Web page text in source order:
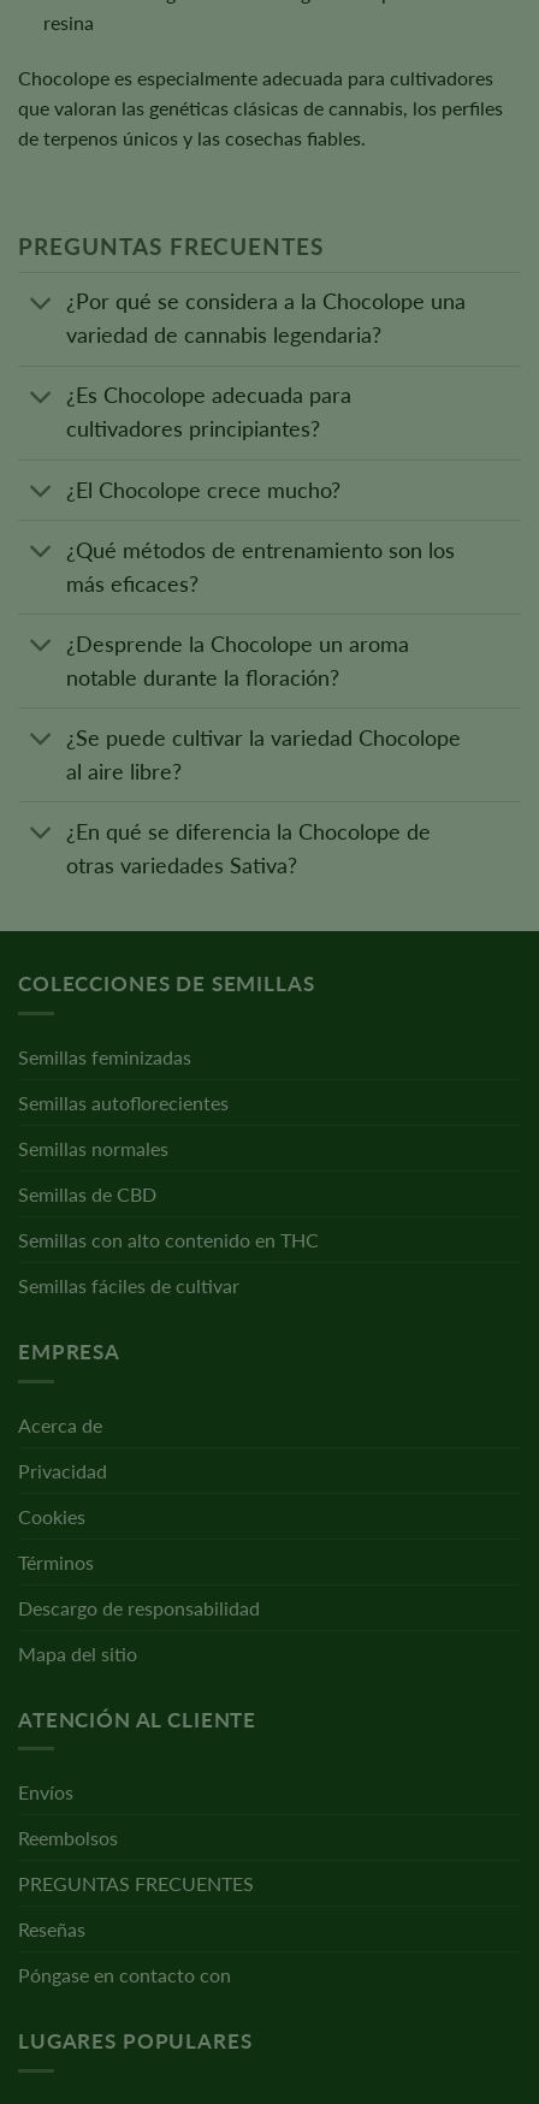
resina
Chocolope es especialmente adecuada para cultivadores
que valoran las genéticas clásicas de cannabis, los perfiles
de terpenos únicos y las cosechas fiables.
PREGUNTAS FRECUENTES
¿Por qué se considera a la Chocolope una
variedad de cannabis legendaria?
¿Es Chocolope adecuada para
cultivadores principiantes?
¿El Chocolope crece mucho?
¿Qué métodos de entrenamiento son los
más eficaces?
¿Desprende la Chocolope un aroma
notable durante la floración?
¿Se puede cultivar la variedad Chocolope
al aire libre?
¿En qué se diferencia la Chocolope de
otras variedades Sativa?
COLECCIONES DE SEMILLAS
Semillas feminizadas
Semillas autoflorecientes
Semillas normales
Semillas de CBD
Semillas con alto contenido en THC
Semillas fáciles de cultivar
EMPRESA
Acerca de
Privacidad
Cookies
Términos
Descargo de responsabilidad
Mapa del sitio
ATENCIÓN AL CLIENTE
Envíos
Reembolsos
PREGUNTAS FRECUENTES
Reseñas
Póngase en contacto con
LUGARES POPULARES